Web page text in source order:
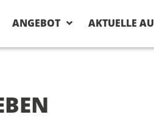
ANGEBOT AKTUELLE